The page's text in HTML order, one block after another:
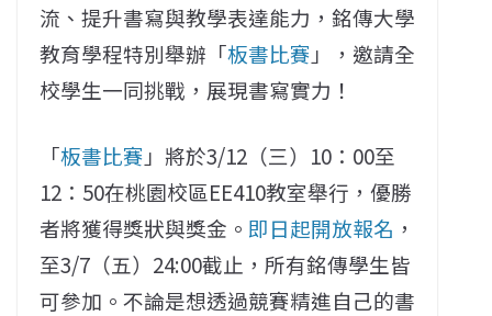
流、提升書寫與教學表達能力，銘傳大學
教育學程特別舉辦「板書比賽 」，邀請全
校學生一同挑戰，展現書寫實力！
「板書比賽 」將於3/12（三）10：00至
12：50在桃園校區EE410教室舉行，優勝
者將獲得獎狀與獎金。 即日起開放報名 ，
至3/7（五）24:00截止，所有銘傳學生皆
可參加。不論是想透過競賽精進自己的書